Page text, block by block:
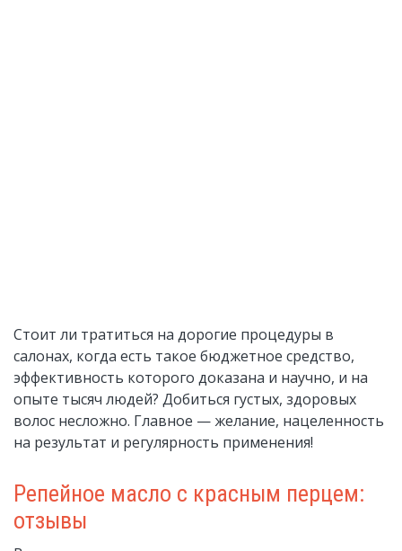
Стоит ли тратиться на дорогие процедуры в
салонах, когда есть такое бюджетное средство,
эффективность которого доказана и научно, и на
опыте тысяч людей? Добиться густых, здоровых
волос несложно. Главное — желание, нацеленность
на результат и регулярность применения!
Репейное масло с красным перцем:
отзывы